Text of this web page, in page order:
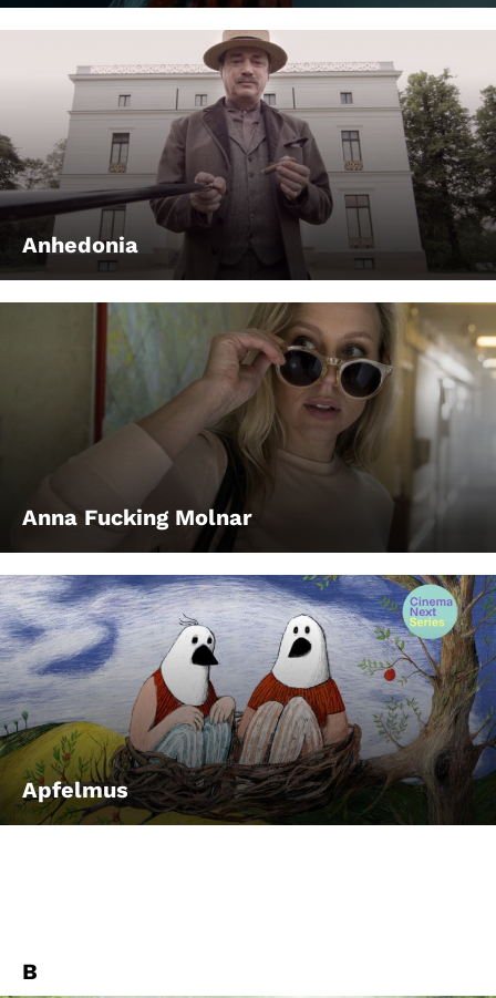
Anhedonia
Anna Fucking Molnar
Apfelmus
B